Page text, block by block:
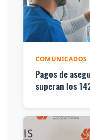
COMUNICADOS
Pagos de
superan los